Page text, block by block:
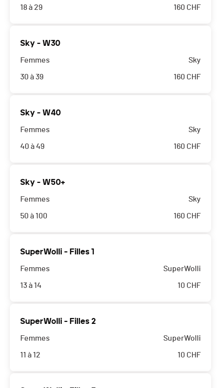
18 à 29 160 CHF
Sky - W30
Femmes
30 à 39
Sky
160 CHF
Sky - W40
Femmes
40 à 49
Sky
160 CHF
Sky - W50+
Femmes
50 à 100
Sky
160 CHF
SuperWolli - Filles 1
Femmes
13 à 14
SuperWolli
10 CHF
SuperWolli - Filles 2
Femmes
11 à 12
SuperWolli
10 CHF